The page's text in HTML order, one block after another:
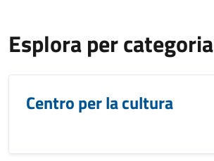
Esplora per categoria
Centro per la cultura